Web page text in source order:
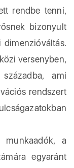
rendbe tenni,
bizonyult
versenyben,
ami
rendszert
a
egyaránt